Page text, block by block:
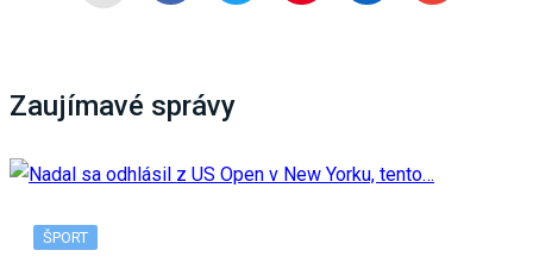
Zaujímavé správy
ŠPORT